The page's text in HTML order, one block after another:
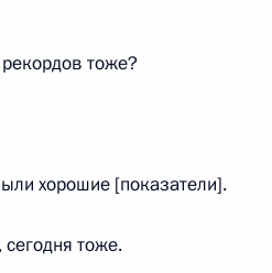
в расширенном
тоже?
хорошие [показатели].
тоже.